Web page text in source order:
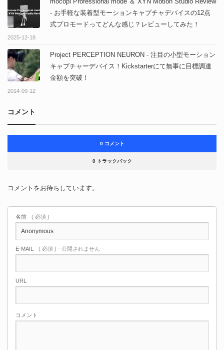
- お手軽な装着型モーションキャプチャデバイスの12点
式プロモードってどんな感じ？レビューしてみた！
2025-12-18
Project PERCEPTION NEURON - 注目の小型モーション
キャプチャーデバイス！Kickstarterにて無事に目標調達
金額を突破！
2014-09-12
コメント
0 コメント
0 トラックバック
コメントをお待ちしています。
名前 ( 必須 )
E-MAIL ( 必須 ) - 公開されません -
URL
コメント